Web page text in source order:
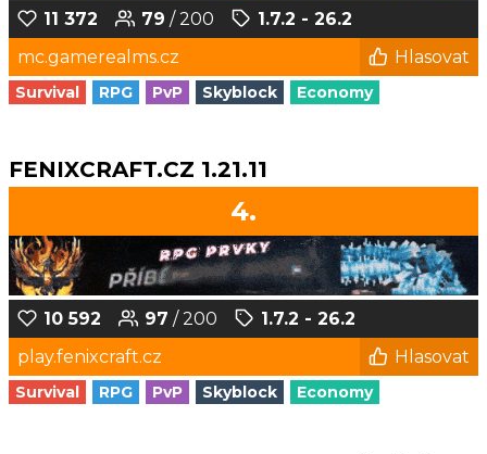
11 372 79 / 200
1.7.2 - 26.2
mc.gamerealms.cz
Hlasovat
Survival RPG PvP Skyblock Economy
FENIXCRAFT.CZ 1.21.11
4.
10 592 97 / 200
1.7.2 - 26.2
play.fenixcraft.cz
Hlasovat
Survival RPG PvP Skyblock Economy